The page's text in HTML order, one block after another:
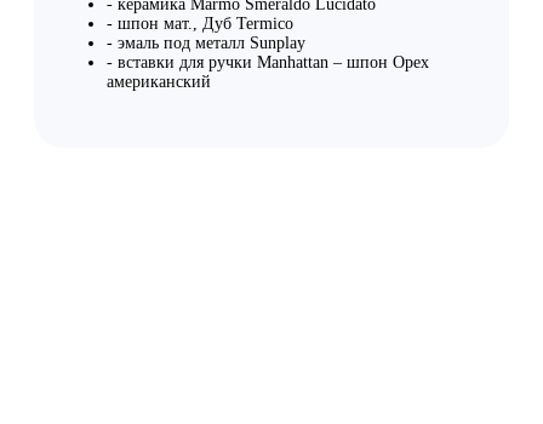
- керамика Marmo Smeraldo Lucidato
- шпон мат., Дуб Termico
- эмаль под металл Sunplay
- вставки для ручки Manhattan – шпон Орех
американский